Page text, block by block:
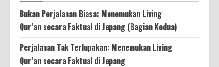
Bukan Perjalanan Biasa: Menemukan Living
Qur’an secara Faktual di Jepang (Bagian Kedua)
Perjalanan Tak Terlupakan: Menemukan Living
Qur’an secara Faktual di Jepang